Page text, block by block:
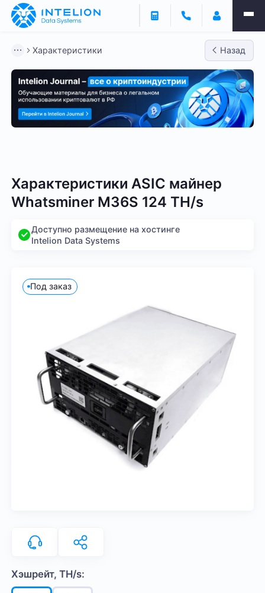
Характеристики Назад
Характеристики ASIC майнер
Whatsminer M36S 124 TH/s
Доступно размещение на хостинге
Intelion Data Systems
Под заказ
Хэшрейт, TH/s: